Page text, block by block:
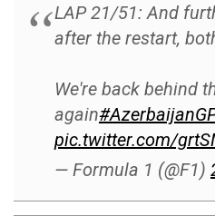
LAP 21/51: And
after the restart,
We're back behind
again
pic.twitter.com/
— Formula 1 (@F1)